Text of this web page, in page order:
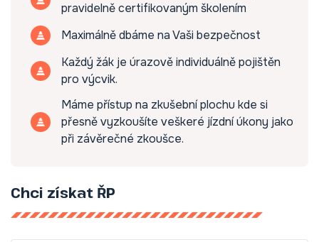
Chci získat ŘP
pravidelně certifikovaným školením
Maximálně dbáme na Vaši bezpečnost
Každý žák je úrazově individuálně pojištěn
pro výcvik.
Máme přístup na zkušební plochu kde si
přesně vyzkoušíte veškeré jízdní úkony jako
při závěrečné zkoušce.